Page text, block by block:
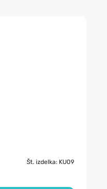
Št. izdelka: KU09